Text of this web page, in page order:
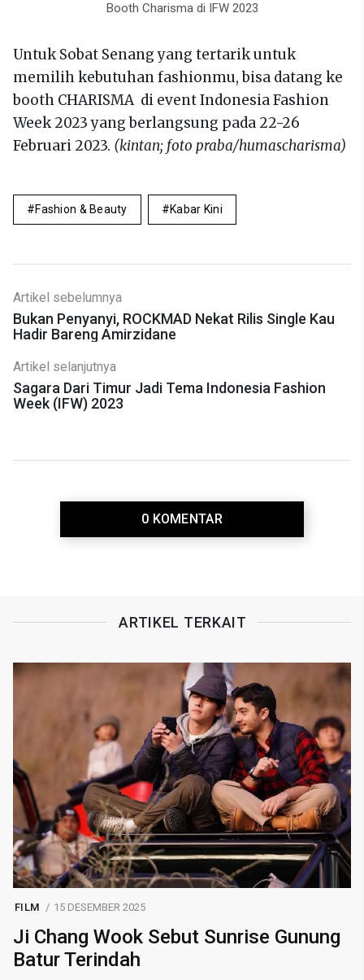
Booth Charisma di IFW 2023
Untuk Sobat Senang yang tertarik untuk
memilih kebutuhan fashionmu, bisa datang ke
booth CHARISMA di event Indonesia Fashion
Week 2023 yang berlangsung pada 22-26
Februari 2023. (kintan; foto praba/humascharisma)
Fashion & Beauty Kabar Kini
Artikel sebelumnya
Bukan Penyanyi, ROCKMAD Nekat Rilis Single Kau
Hadir Bareng Amirzidane
Artikel selanjutnya
Sagara Dari Timur Jadi Tema Indonesia Fashion
Week (IFW) 2023
0 KOMENTAR
ARTIKEL TERKAIT
FILM 15 DESEMBER 2025
Ji Chang Wook Sebut Sunrise Gunung
Batur Terindah